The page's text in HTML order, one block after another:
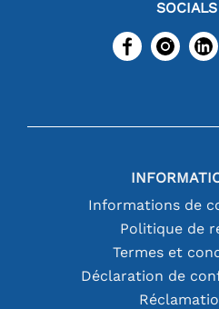
SOCIALS
Informations de
Politique de
Termes et
Déclaration de